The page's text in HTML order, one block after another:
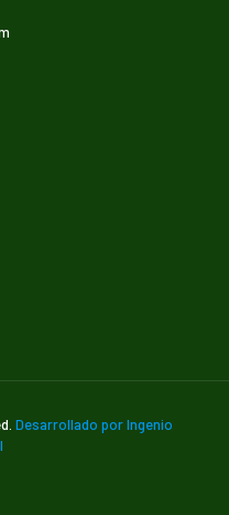
Desarrollado por Ingenio